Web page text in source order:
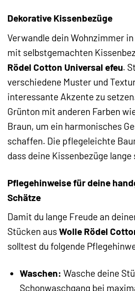
Dekorative Kissenbezüge
Verwandle dein Wohnzimmer
mit selbstgemachten
Rödel Cotton Universal efeu.
verschiedene Muster und
interessante Akzente zu
Grünton mit anderen Farben
Braun, um ein harmonisches
schaffen. Die pflegeleichte
dass deine Kissenbezüge lange
Pflegehinweise für deine
Schätze
Damit du lange Freude an
Stücken ausWolle Rödel
solltest du folgende
Waschen: Wasche deine
Schonwaschgang bei